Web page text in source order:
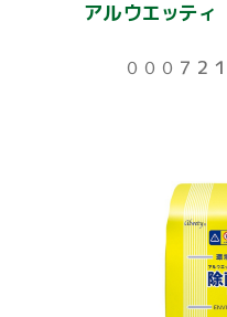
アルウエッテ
０００７２